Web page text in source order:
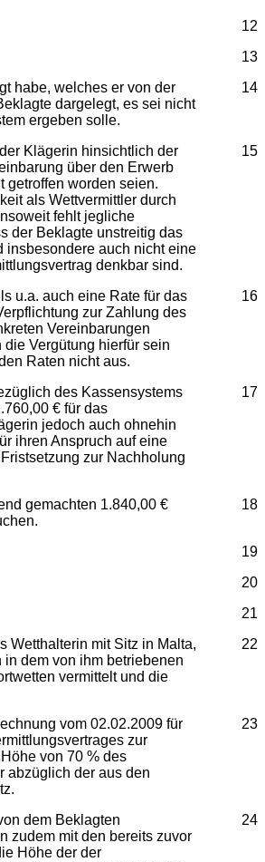
12
13
14
habe, welches er von der
dargelegt, es sei nicht
ergeben solle.
15
Klägerin hinsichtlich der
über den Erwerb
getroffen worden seien.
als Wettvermittler durch
fehlt jegliche
der Beklagte unstreitig das
insbesondere auch nicht eine
denkbar sind.
16
u.a. auch eine Rate für das
zur Zahlung des
Vereinbarungen
Vergütung hierfür sein
Raten nicht aus.
17
des Kassensystems
€ für das
jedoch auch ohnehin
ihren Anspruch auf eine
zur Nachholung
18
gemachten 1.840,00 €
19
20
21
22
Wetthalterin mit Sitz in Malta,
dem von ihm betriebenen
vermittelt und die
23
vom 02.02.2009 für
zur
von 70 % des
abzüglich der aus den
24
dem Beklagten
zudem mit den bereits zuvor
Höhe der der